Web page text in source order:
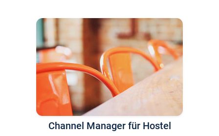
Channel Manager für Hostel